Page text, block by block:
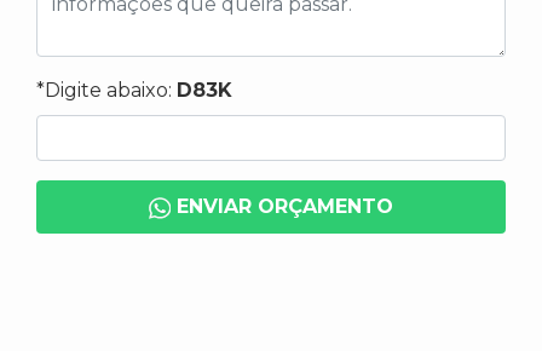
*Digite abaixo: D83K
ENVIAR ORÇAMENTO